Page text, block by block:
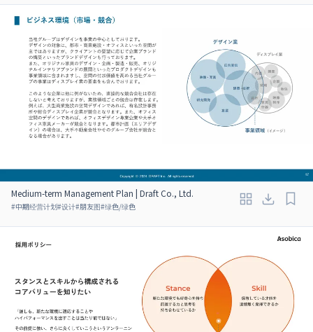
Medium-term Management Plan | Draft Co., Ltd.
#中期经营计划#设计#朋友图#绿色/绿色